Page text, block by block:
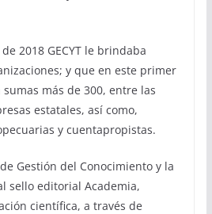
2018 GECYT le brindaba
y que en este primer
más de 300, entre las
estatales, así como,
y cuentapropistas.
Gestión del Conocimiento y la
sello editorial Academia,
científica, a través de